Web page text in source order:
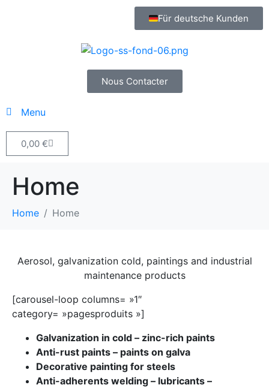
Für deutsche Kunden
Nous Contacter
Menu
0,00 €
Home
Home Home
Aerosol, galvanization cold, paintings and industrial
maintenance products
[carousel-loop columns= »1″
category= »pagesproduits »]
Galvanization in cold – zinc-rich paints
Anti-rust paints – paints on galva
Decorative painting for steels
Anti-adherents welding – lubricants –